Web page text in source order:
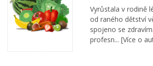
Vyrůstala v rodině
od raného dětství
spojeno se
profesn... [Více o